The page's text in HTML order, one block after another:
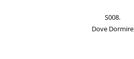
S008.
Dove Dormire